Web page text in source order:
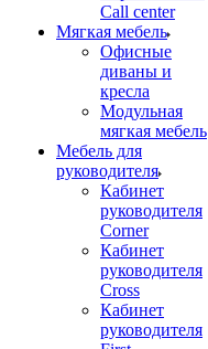
Call center
Мягкая мебель
Офисные
диваны и
кресла
Модульная
мягкая мебель
Мебель для
руководителя
Кабинет
руководителя
Corner
Кабинет
руководителя
Cross
Кабинет
руководителя